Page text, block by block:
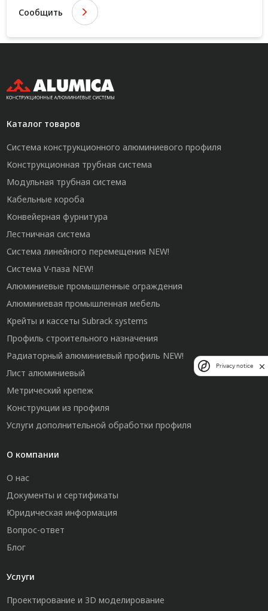
Сообщить
Каталог товаров
Система конструкционного алюминиевого профиля
Конструкционная трубная система
Модульная трубная система
Кабельные короба
Конвейерная фурнитура
Лестничная система
Система линейного перемещения NEW!
Система V-паза NEW!
Алюминиевые промышленные ограждения
Алюминиевая промышленная мебель
Крейты и кассеты Subrack systems
Профиль строительного назначения
Радиаторный алюминиевый профиль NEW!
Лист алюминиевый
Метрический крепеж
Конструкции из профиля
Услуги дополнительной обработки профиля
О компании
О нас
Документы и сертификаты
Юридическая информация
Вопрос-ответ
Блог
Услуги
Проектирование и 3D моделирование
Privacy notice